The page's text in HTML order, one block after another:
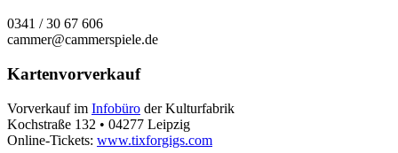
0341 / 30 67 606
cammer@cammerspiele.de
Kartenvorverkauf
Vorverkauf im Infobüro der Kulturfabrik
Kochstraße 132 • 04277 Leipzig
Online-Tickets: www.tixforgigs.com